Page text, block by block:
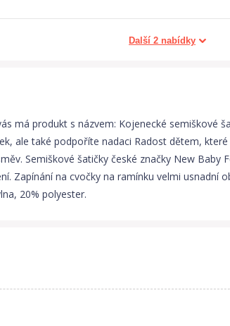
Další 2 nabídky
má produkt s názvem: Kojenecké
ale také podpoříte nadaci Radost dětem,
Semiškové šatičky české značky New
Zapínání na cvočky na ramínku velmi
20% polyester.